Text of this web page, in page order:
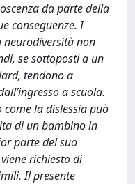
da parte della
conseguenze. I
neurodiversità non
se sottoposti a un
tendono a
a scuola.
come la dislessia può
di un bambino in
parte del suo
richiesto di
Il presente